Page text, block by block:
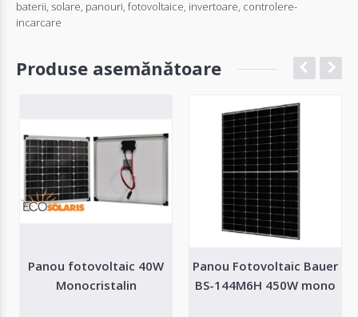
baterii solare panouri fotovoltaice invertoare controlere-
incarcare
Produse asemănătoare
Panou fotovoltaic 40W
Monocristalin
Panou Fotovoltaic Bauer
BS-144M6H 450W mono